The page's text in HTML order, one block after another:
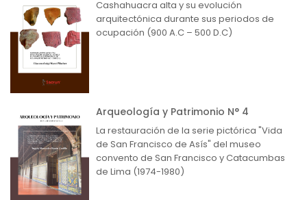
Cashahuacra alta y su evolución
arquitectónica durante sus periodos de
ocupación (900 A.C – 500 D.C)
Arqueología y Patrimonio N° 4
La restauración de la serie pictórica "Vida
de San Francisco de Asís" del museo
convento de San Francisco y Catacumbas
de Lima (1974-1980)